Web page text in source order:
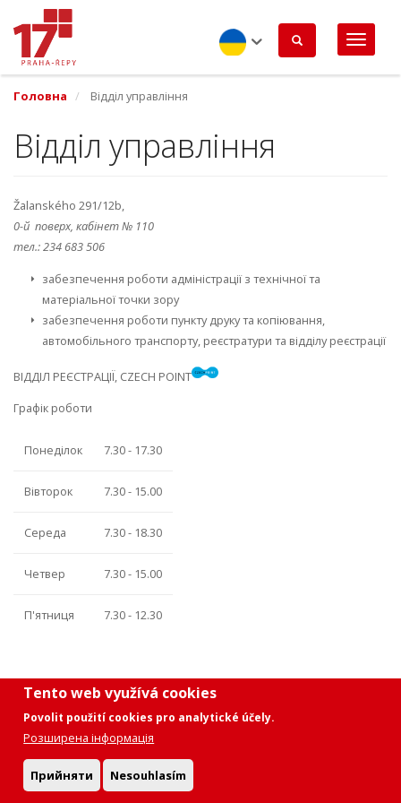
Tento web využívá cookies
Povolit použití cookies pro analytické účely.
Розширена інформація
Прийняти Nesouhlasím
Перейти
до
основного
вмісту
Ukrainian
Головна
Відділ управління
Відділ управління
Žalanského 291/12b,
0-й поверх, кабінет № 110
тел.: 234 683 506
забезпечення роботи адміністрації з технічної та
матеріальної точки зору
забезпечення роботи пункту друку та копіювання,
автомобільного транспорту, реєстратури та відділу реєстрації
ВІДДІЛ РЕЄСТРАЦІЇ, CZECH POINT
Графік роботи
Понеділок 7.30 - 17.30
Вівторок 7.30 - 15.00
Середа 7.30 - 18.30
Четвер 7.30 - 15.00
П'ятниця 7.30 - 12.30
Prohlášení o přístupnosti|Ochrana osobních údajů
cookies